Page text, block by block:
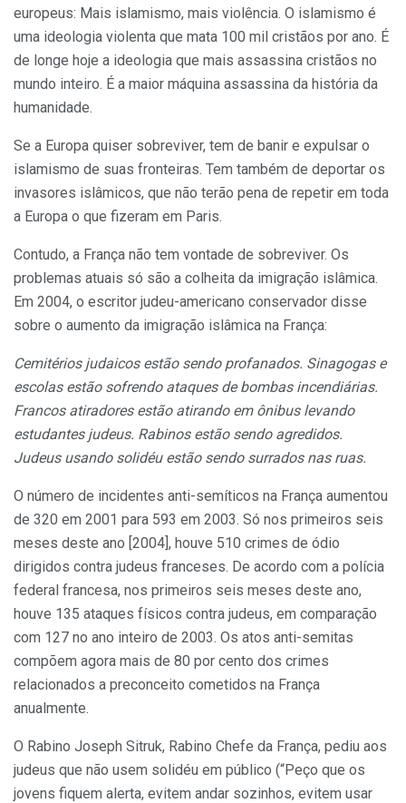
europeus: Mais islamismo, mais violência. O islamismo é
uma ideologia violenta que mata 100 mil cristãos por ano. É
de longe hoje a ideologia que mais assassina cristãos no
mundo inteiro. É a maior máquina assassina da história da
humanidade.
Se a Europa quiser sobreviver, tem de banir e expulsar o
islamismo de suas fronteiras. Tem também de deportar os
invasores islâmicos, que não terão pena de repetir em toda
a Europa o que fizeram em Paris.
Contudo, a França não tem vontade de sobreviver. Os
problemas atuais só são a colheita da imigração islâmica.
Em 2004, o escritor judeu-americano conservador disse
sobre o aumento da imigração islâmica na França:
Cemitérios judaicos estão sendo profanados. Sinagogas e
escolas estão sofrendo ataques de bombas incendiárias.
Francos atiradores estão atirando em ônibus levando
estudantes judeus. Rabinos estão sendo agredidos.
Judeus usando solidéu estão sendo surrados nas ruas.
O número de incidentes anti-semíticos na França aumentou
de 320 em 2001 para 593 em 2003. Só nos primeiros seis
meses deste ano [2004], houve 510 crimes de ódio
dirigidos contra judeus franceses. De acordo com a polícia
federal francesa, nos primeiros seis meses deste ano,
houve 135 ataques físicos contra judeus, em comparação
com 127 no ano inteiro de 2003. Os atos anti-semitas
compõem agora mais de 80 por cento dos crimes
relacionados a preconceito cometidos na França
anualmente.
O Rabino Joseph Sitruk, Rabino Chefe da França, pediu aos
judeus que não usem solidéu em público (“Peço que os
jovens fiquem alerta, evitem andar sozinhos, evitem usar